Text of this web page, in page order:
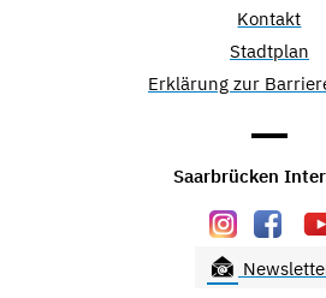
Kontakt
Stadtplan
Erklärung zur
Saarbrücken